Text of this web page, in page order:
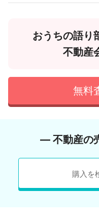
おうちの語り
不動産
無料
― 不動産の
購入を